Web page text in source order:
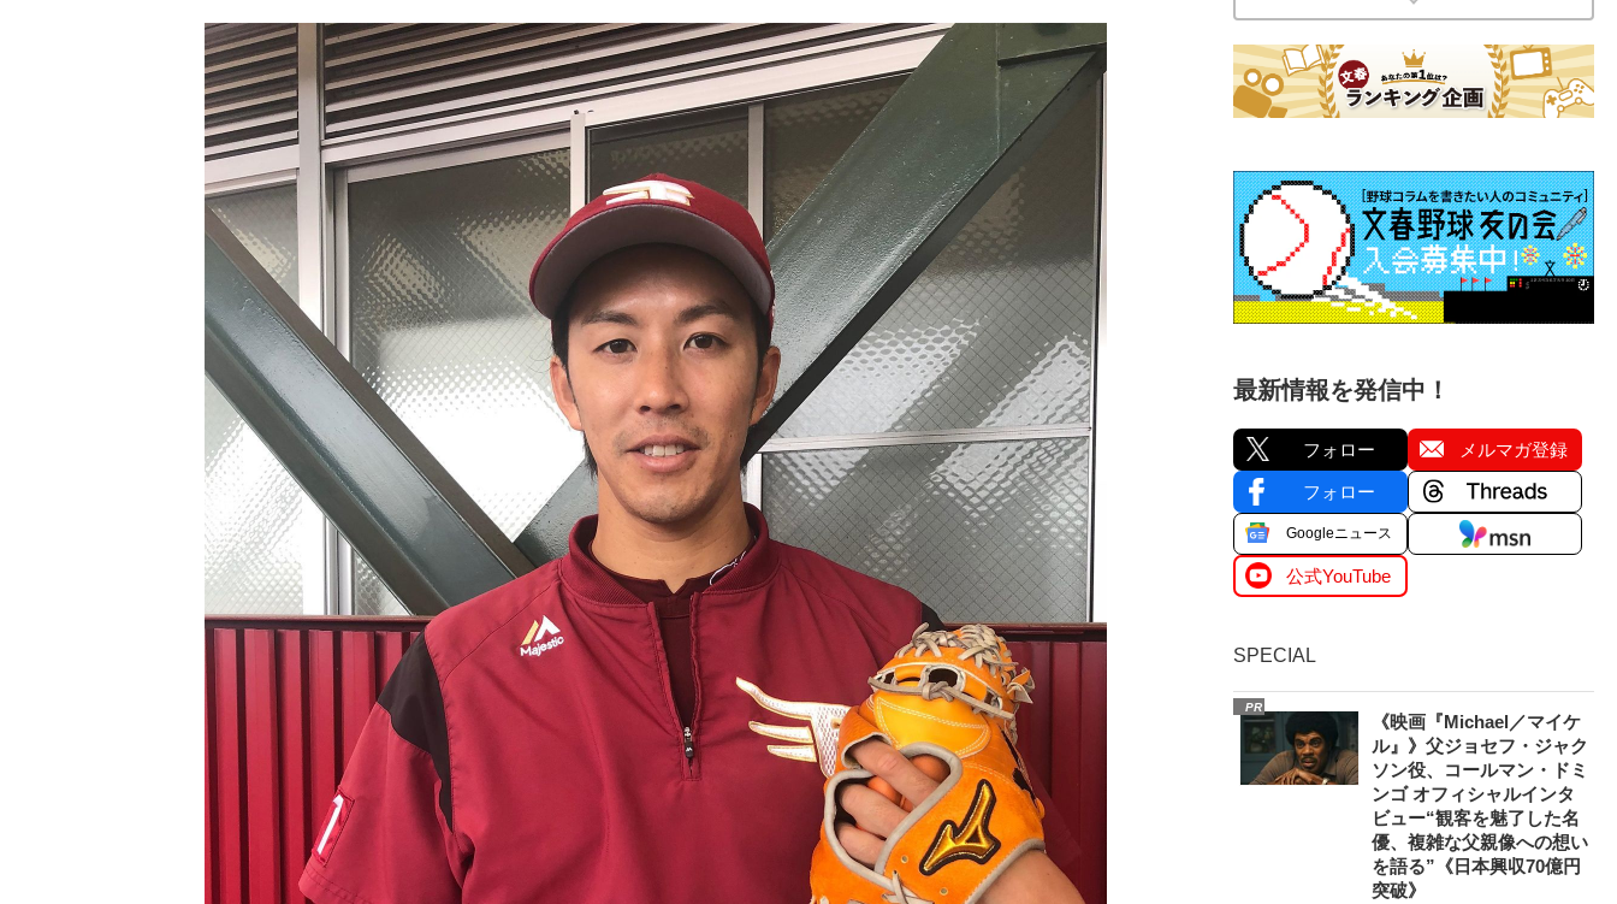
最新情報を発信中！
フォロー メルマガ登録
フォロー
Googleニュース
公式YouTube
SPECIAL
PR
《映画『Michael／マイケ
ル』》父ジョセフ・ジャク
ソン役、コールマン・ドミ
ンゴ オフィシャルインタ
ビュー“観客を魅了した名
優、複雑な父親像への想い
を語る”《日本興収70億円
突破》